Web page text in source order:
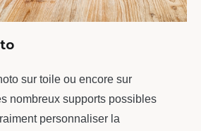
sur toile ou encore sur
nombreux supports possibles
personnaliser la